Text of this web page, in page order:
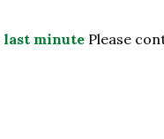
last minute Please